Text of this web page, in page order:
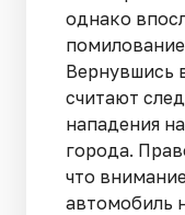
однако
Вернувшись
считают
нападения
города.
что
автомобиль